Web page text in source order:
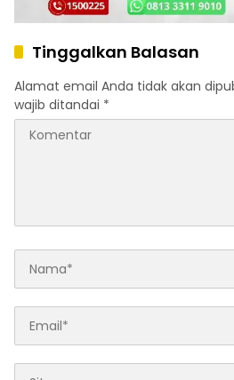
Tinggalkan Balasan
Alamat email Anda tidak akan
wajib ditandai *